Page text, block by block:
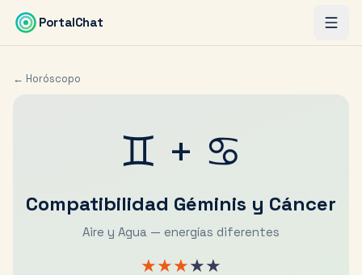
Saltar al contenido principal
PortalChat
← Horóscopo
♊ + ♋
Compatibilidad Géminis y Cáncer
Aire y Agua — energías diferentes
★★★★★